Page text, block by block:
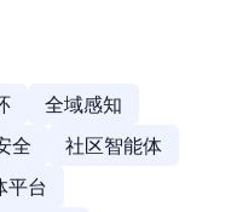
全域感知
全
社区智能体
平台